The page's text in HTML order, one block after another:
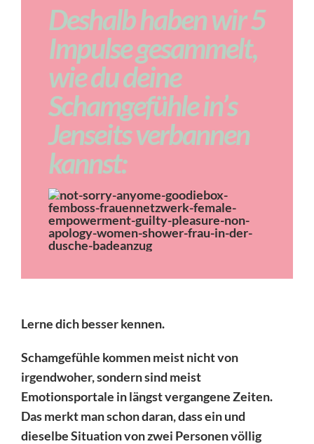
Deshalb haben wir 5
Impulse gesammelt,
wie du deine
Schamgefühle in’s
Jenseits verbannen
kannst:
Lerne dich besser kennen.
Schamgefühle kommen meist nicht von
irgendwoher, sondern sind meist
Emotionsportale in längst vergangene Zeiten.
Das merkt man schon daran, dass ein und
dieselbe Situation von zwei Personen völlig